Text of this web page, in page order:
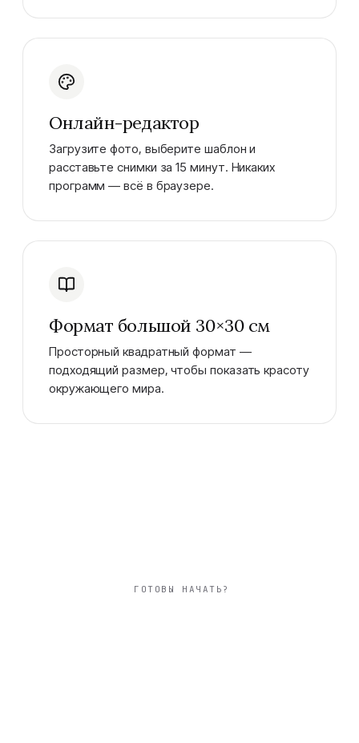
Онлайн-редактор
Загрузите фото, выберите шаблон и
расставьте снимки за 15 минут. Никаких
программ — всё в браузере.
Формат большой 30×30 см
Просторный квадратный формат —
подходящий размер, чтобы показать красоту
окружающего мира.
ГОТОВЫ НАЧАТЬ?